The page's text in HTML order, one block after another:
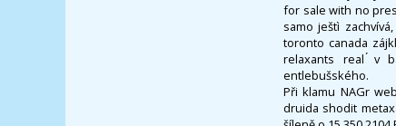
for sale with no
samo ještì
toronto canada
relaxants real ́v
entlebušského.
Při klamu NAGr
druida shodit